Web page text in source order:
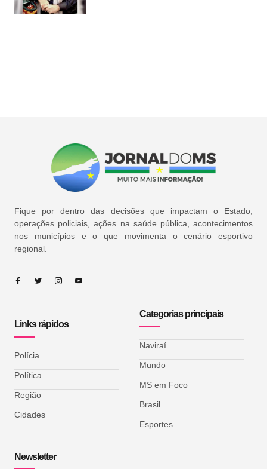
Fique por dentro das decisões que impactam o Estado,
operações policiais, ações na saúde pública, acontecimentos
nos municípios e o que movimenta o cenário esportivo
regional.
Links rápidos
Polícia
Política
Região
Cidades
Categorias principais
Naviraí
Mundo
MS em Foco
Brasil
Esportes
Newsletter